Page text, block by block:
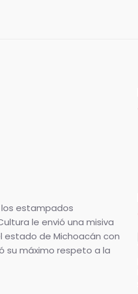
estampados
le envió una misiva
de Michoacán con
su máximo respeto a la